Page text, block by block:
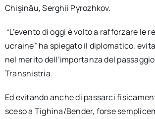
Chişinău, Serghii Pyrozhkov.
“L’evento di oggi è volto a rafforzare le
ucraine” ha spiegato il diplomatico,
nel merito dell’importanza del
Transnistria.
Ed evitando anche di passarci
sceso a Tighina/Bender, forse